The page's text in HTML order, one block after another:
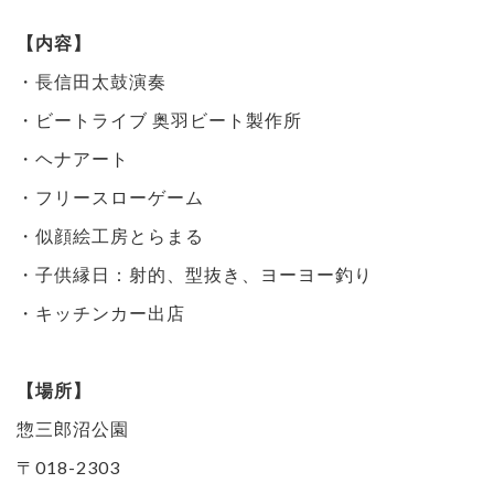
【内容】
・長信田太鼓演奏
・ビートライブ 奥羽ビート製作所
・ヘナアート
・フリースローゲーム
・似顔絵工房とらまる
・子供縁日：射的、型抜き、ヨーヨー釣り
・キッチンカー出店
【場所】
惣三郎沼公園
〒018-2303